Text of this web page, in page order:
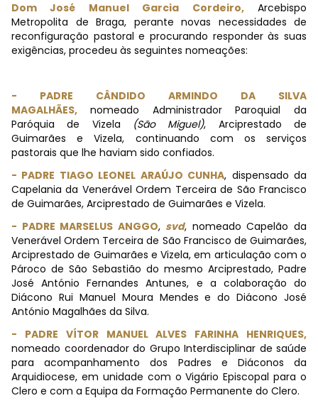
Dom José Manuel Garcia Cordeiro,Arcebispo
Metropolita de Braga, perante novas necessidades de
reconfiguração pastoral e procurando responder às suas
exigências, procedeu às seguintes nomeações:
- PADRE CÂNDIDO ARMINDO DA SILVA
MAGALHÃES, nomeado Administrador Paroquial da
Paróquia de Vizela (São Miguel), Arciprestado de
Guimarães e Vizela, continuando com os serviços
pastorais que lhe haviam sido confiados.
- PADRE TIAGO LEONEL ARAÚJO CUNHA, dispensado da
Capelania da Venerável Ordem Terceira de São Francisco
de Guimarães, Arciprestado de Guimarães e Vizela.
- PADRE MARSELUS ANGGO, svd, nomeado Capelão da
Venerável Ordem Terceira de São Francisco de Guimarães,
Arciprestado de Guimarães e Vizela, em articulação com o
Pároco de São Sebastião do mesmo Arciprestado, Padre
José António Fernandes Antunes, e a colaboração do
Diácono Rui Manuel Moura Mendes e do Diácono José
António Magalhães da Silva.
- PADRE VÍTOR MANUEL ALVES FARINHA HENRIQUES,
nomeado coordenador do Grupo Interdisciplinar de saúde
para acompanhamento dos Padres e Diáconos da
Arquidiocese, em unidade com o Vigário Episcopal para o
Clero e com a Equipa da Formação Permanente do Clero.